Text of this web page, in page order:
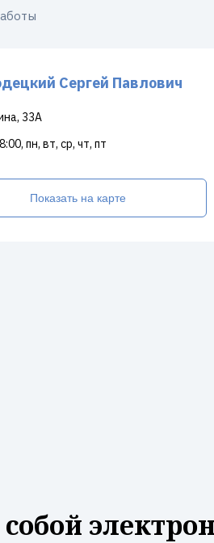
Сергей Павлович
33А
пн, вт, ср, чт, пт
Показать на карте